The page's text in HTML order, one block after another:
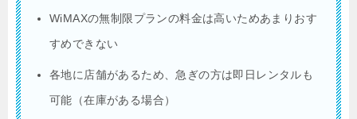
WiMAXの無制限プランの料金は高いためあまりおす
すめできない
各地に店舗があるため、急ぎの方は即日レンタルも
可能（在庫がある場合）